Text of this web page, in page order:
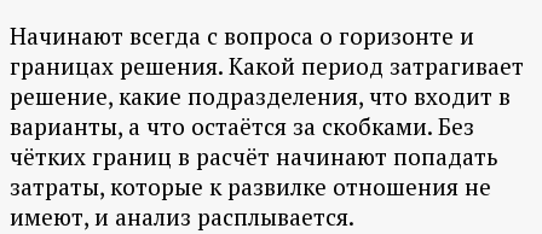
Начинают всегда с вопроса о горизонте и
границах решения. Какой период затрагивает
решение, какие подразделения, что входит в
варианты, а что остаётся за скобками. Без
чётких границ в расчёт начинают попадать
затраты, которые к развилке отношения не
имеют, и анализ расплывается.